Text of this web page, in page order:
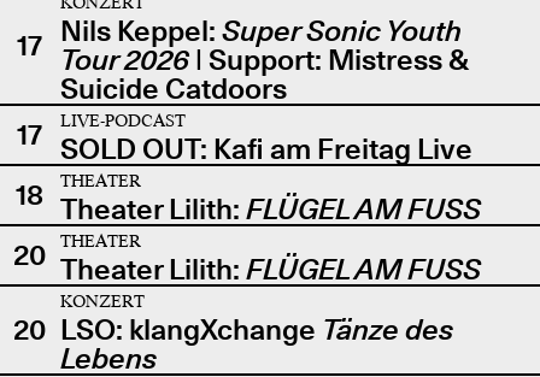
17 Nils Keppel: Super Sonic Youth
Tour 2026| Support: Mistress &
Suicide Catdoors
17
LIVE-PODCAST
SOLD OUT: Kafi am Freitag Live
18
THEATER
Theater Lilith: FLÜGEL AM FUSS
20
THEATER
Theater Lilith: FLÜGEL AM FUSS
20
KONZERT
LSO: klangXchange Tänze des
Lebens